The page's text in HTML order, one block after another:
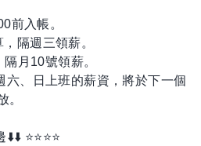
前入帳。
隔週三領薪。
月10號領薪。
、日上班的薪資，將於下一個
。
⭐️⭐️⭐️⭐️